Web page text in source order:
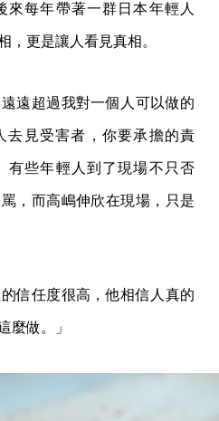
來每年帶著一群日本年輕人
，更是讓人看見真相。
遠超過我對一個人可以做的
見受害者，你要承擔的責
有些年輕人到了現場不只否
，而高嶋伸欣在現場，只是
信任度很高，他相信人真的
麼做。」